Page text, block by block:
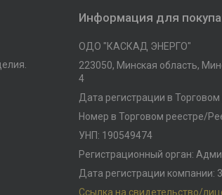
Информация для
ОДО "КАСКАД ЭНЕРГО"
223050, Минская область,
4
Дата регистрации в
Номер в Торговом реестре/
УНП: 190549474
Регистрационный орган:
Дата регистрации компании:
Ссылка на свидетельство/